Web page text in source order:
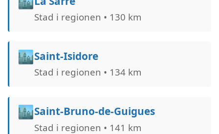
Stad i regionen • 130 km
🏙️Saint-Isidore
Stad i regionen • 134 km
🏙️Saint-Bruno-de-Guigues
Stad i regionen • 141 km